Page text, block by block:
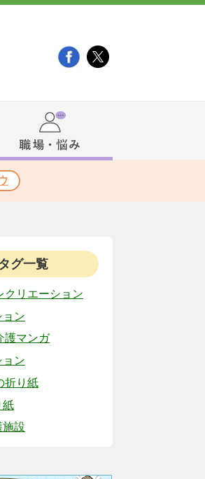
グ一覧
クリエーション
ン
護マンガ
ン
折り紙
紙
設